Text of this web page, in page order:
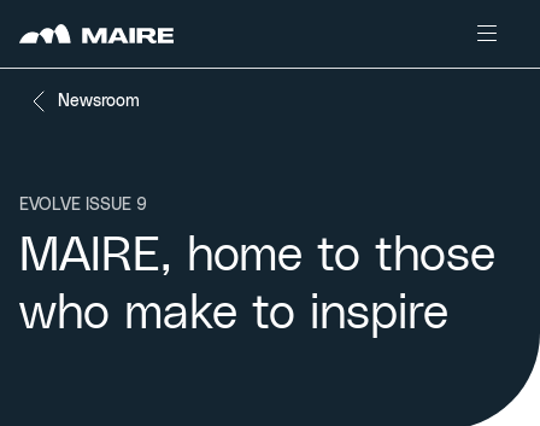
Newsroom
EVOLVE ISSUE 9
MAIRE, home to those
who make to inspire